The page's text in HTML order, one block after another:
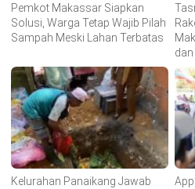
Pemkot Makassar Siapkan
Solusi, Warga Tetap Wajib Pilah
Sampah Meski Lahan Terbatas
Kelurahan Panaikang Jawab